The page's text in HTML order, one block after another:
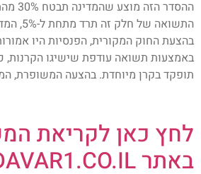
התשואה של חלק זה תרד מתחת ל-5%, המדינה תשלם את ההפרש.
בהצעת החוק המקורית, הפנסיות היו
תופקד בקרן מיוחדת. בהצעה המשופרת,
לחץ כאן לקריאת
באתר DAVAR1.CO.IL